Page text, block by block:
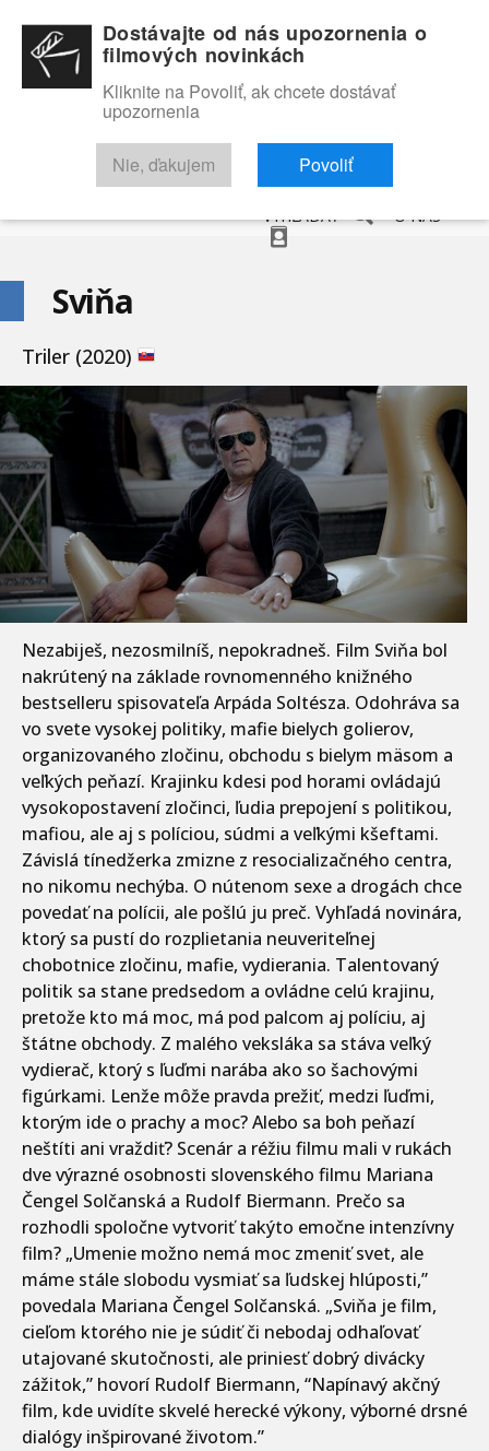
RECENZIE TRAILERY FILMOVÁ DATABÁZA
VYHĽADAŤ O NÁS
Sviňa
Triler (2020)
Nezabiješ, nezosmilníš, nepokradneš. Film Sviňa bol
nakrútený na základe rovnomenného knižného
bestselleru spisovateľa Arpáda Soltésza. Odohráva sa
vo svete vysokej politiky, mafie bielych golierov,
organizovaného zločinu, obchodu s bielym mäsom a
veľkých peňazí. Krajinku kdesi pod horami ovládajú
vysokopostavení zločinci, ľudia prepojení s politikou,
mafiou, ale aj s políciou, súdmi a veľkými kšeftami.
Závislá tínedžerka zmizne z resocializačného centra,
no nikomu nechýba. O nútenom sexe a drogách chce
povedať na polícii, ale pošlú ju preč. Vyhľadá novinára,
ktorý sa pustí do rozplietania neuveriteľnej
chobotnice zločinu, mafie, vydierania. Talentovaný
politik sa stane predsedom a ovládne celú krajinu,
pretože kto má moc, má pod palcom aj políciu, aj
štátne obchody. Z malého veksláka sa stáva veľký
vydierač, ktorý s ľuďmi narába ako so šachovými
figúrkami. Lenže môže pravda prežiť, medzi ľuďmi,
ktorým ide o prachy a moc? Alebo sa boh peňazí
neštíti ani vraždiť? Scenár a réžiu filmu mali v rukách
dve výrazné osobnosti slovenského filmu Mariana
Čengel Solčanská a Rudolf Biermann. Prečo sa
rozhodli spoločne vytvoriť takýto emočne intenzívny
film? „Umenie možno nemá moc zmeniť svet, ale
máme stále slobodu vysmiať sa ľudskej hlúposti,”
povedala Mariana Čengel Solčanská. „Sviňa je film,
cieľom ktorého nie je súdiť či nebodaj odhaľovať
utajované skutočnosti, ale priniesť dobrý divácky
zážitok,” hovorí Rudolf Biermann, “Napínavý akčný
film, kde uvidíte skvelé herecké výkony, výborné drsné
dialógy inšpirované životom.”
Dostávajte od nás upozornenia o
filmových novinkách
Kliknite na Povoliť, ak chcete dostávať
upozornenia
Nie, ďakujem Povoliť